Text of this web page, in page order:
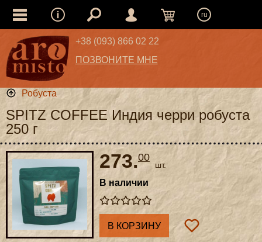
ru
+38 (093) 866 02 22
ПОЗВОНИТЕ МНЕ
Робуста
SPITZ COFFEE Индия черри робуста
250 г
273.00
шт.
В наличии
В КОРЗИНУ